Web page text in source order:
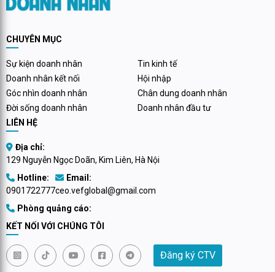
CHUYÊN MỤC
Sự kiện doanh nhân
Tin kinh tế
Doanh nhân kết nối
Hội nhập
Góc nhìn doanh nhân
Chân dung doanh nhân
Đời sống doanh nhân
Doanh nhân đầu tư
LIÊN HỆ
Địa chỉ:
129 Nguyễn Ngọc Doãn, Kim Liên, Hà Nội
Hotline:
0901722777
Email:
ceo.vefglobal@gmail.com
Phòng quảng cáo:
KẾT NỐI VỚI CHÚNG TÔI
Đăng ký CTV